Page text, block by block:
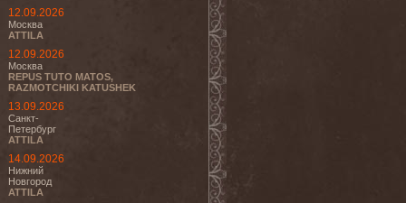
12.09.2026
Москва
ATTILA
12.09.2026
Москва
REPUS TUTO MATOS,
RAZMOTCHIKI KATUSHEK
13.09.2026
Санкт-
Петербург
ATTILA
14.09.2026
Нижний
Новгород
ATTILA